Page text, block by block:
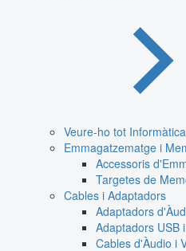
Veure-ho tot
Emmagatzematge i
Accessoris
Targetes de
Cables i Adaptadors
Adaptadors
Adaptadors USB
Cables d'Àudio i